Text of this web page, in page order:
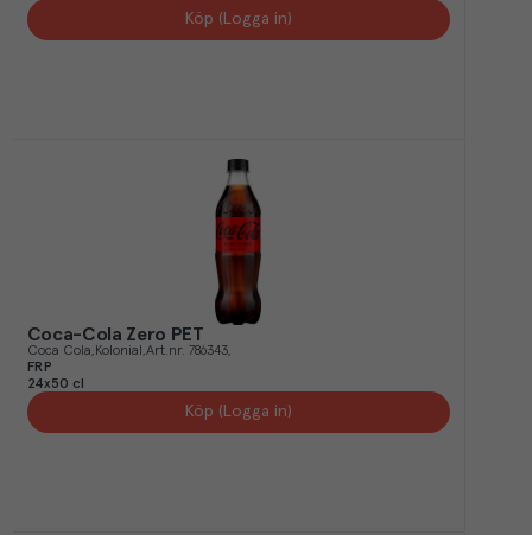
Köp (Logga in)
Coca-Cola Zero PET
Coca Cola Kolonial Art.nr. 786343
FRP
24x50 cl
Köp (Logga in)